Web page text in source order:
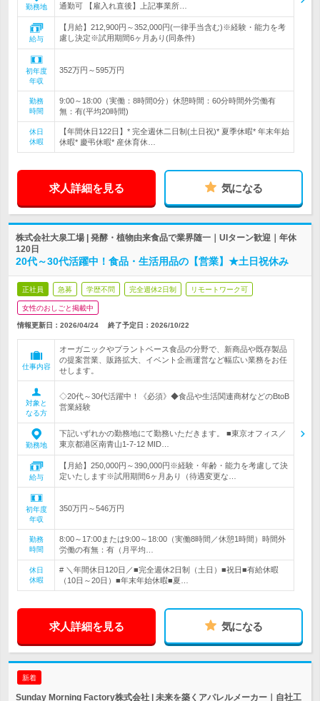
勤務地
通勤可 【雇入れ直後】上記事業所…
給与
【月給】212,900円～352,000円(一律手当含む)※経験・能力を考
慮し決定※試用期間6ヶ月あり(同条件)
初年度
年収
352万円～595万円
勤務
時間
9:00～18:00（実働：8時間0分）休憩時間：60分時間外労働有
無：有(平均20時間)
休日
休暇
【年間休日122日】* 完全週休二日制(土日祝)* 夏季休暇* 年末年始
休暇* 慶弔休暇* 産休育休…
求人詳細を見る 気になる
株式会社大泉工場 | 発酵・植物由来食品で業界随一｜UIターン歓迎｜年休
120日
20代～30代活躍中！食品・生活用品の【営業】★土日祝休み
正社員 急募 学歴不問 完全週休2日制 リモートワーク可
女性のおしごと掲載中
情報更新日：2026/04/24 終了予定日： 2026/10/22
仕事内容
オーガニックやプラントベース食品の分野で、新商品や既存製品
の提案営業、販路拡大、イベント企画運営など幅広い業務をお任
せします。
対象と
なる方
◇20代～30代活躍中！《必須》◆食品や生活関連商材などのBtoB
営業経験
勤務地
下記いずれかの勤務地にて勤務いただきます。 ■東京オフィス／
東京都港区南青山1-7-12 MID…
給与
【月給】250,000円～390,000円※経験・年齢・能力を考慮して決
定いたします※試用期間6ヶ月あり（待遇変更な…
初年度
年収
350万円～546万円
勤務
時間
8:00～17:00または9:00～18:00（実働8時間／休憩1時間）時間外
労働の有無：有（月平均…
休日
休暇
# ＼年間休日120日／■完全週休2日制（土日）■祝日■有給休暇
（10日～20日）■年末年始休暇■夏…
求人詳細を見る 気になる
新着
Sunday Morning Factory株式会社 | 未来を築くアパレルメーカー｜自社工